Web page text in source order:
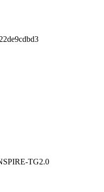
TG2.0